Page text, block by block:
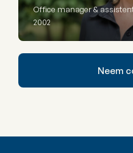
Office manager &
2002
Neem